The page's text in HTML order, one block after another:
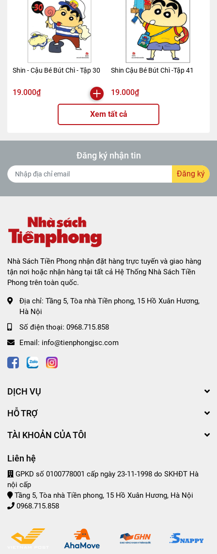
Shin - Cậu Bé Bút Chì - Tập 30
19.000₫
Shin Cậu Bé Bút Chì -Tập 41
19.000₫
Xem tất cả
Đăng ký nhận tin
Đăng ký
Nhà Sách Tiền Phong nhận đặt hàng trực tuyến và giao hàng
tận nơi hoặc nhận hàng tại tất cả Hệ Thống Nhà Sách Tiền
Phong trên toàn quốc.
Địa chỉ: Tầng 5, Tòa nhà Tiền phong, 15 Hồ Xuân Hương,
Hà Nội
Số điện thoại: 0968.715.858
Email: info@tienphongjsc.com
DỊCH VỤ
HỖ TRỢ
TÀI KHOẢN CỦA TÔI
Liên hệ
GPKD số 0100778001 cấp ngày 23-11-1998 do SKHĐT Hà
nội cấp
Tầng 5, Tòa nhà Tiền phong, 15 Hồ Xuân Hương, Hà Nội
0968.715.858